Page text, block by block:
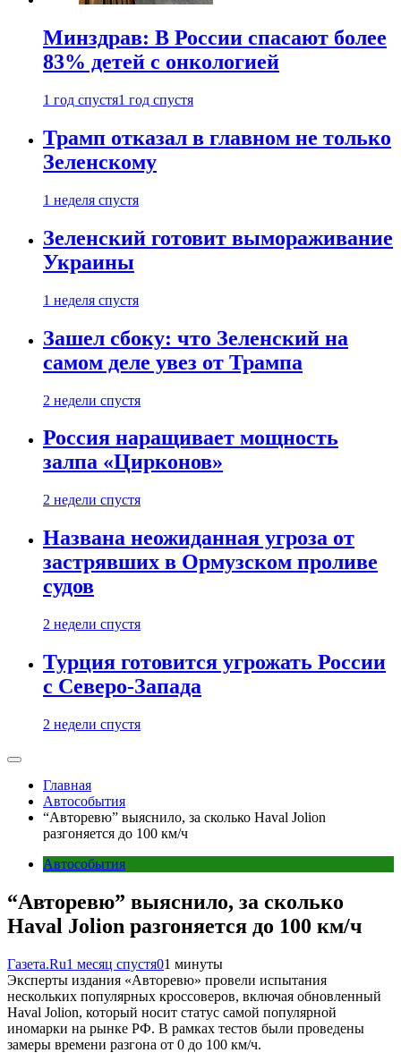
Минздрав: В России спасают более
83% детей с онкологией
1 год спустя1 год спустя
Трамп отказал в главном не только
Зеленскому
1 неделя спустя
Зеленский готовит вымораживание
Украины
1 неделя спустя
Зашел сбоку: что Зеленский на
самом деле увез от Трампа
2 недели спустя
Россия наращивает мощность
залпа «Цирконов»
2 недели спустя
Названа неожиданная угроза от
застрявших в Ормузском проливе
судов
2 недели спустя
Турция готовится угрожать России
с Северо-Запада
2 недели спустя
Главная
Автособытия
“Авторевю” выяснило, за сколько Haval Jolion
разгоняется до 100 км/ч
Автособытия
“Авторевю” выяснило, за сколько
Haval Jolion разгоняется до 100 км/ч
Газета.Ru1 месяц спустя01 минуты
Эксперты издания «Авторевю» провели испытания
нескольких популярных кроссоверов, включая обновленный
Haval Jolion, который носит статус самой популярной
иномарки на рынке РФ. В рамках тестов были проведены
замеры времени разгона от 0 до 100 км/ч.